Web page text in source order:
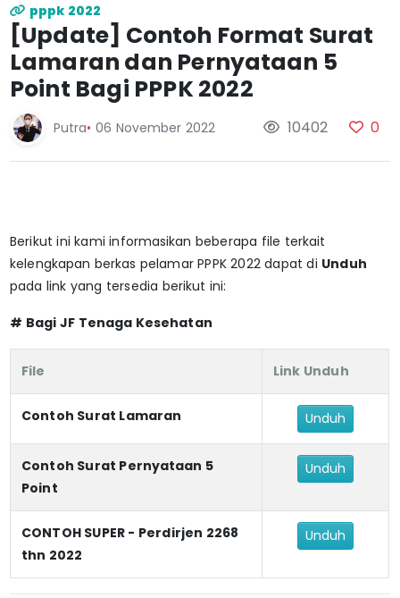
pppk 2022
[Update] Contoh Format Surat
Lamaran dan Pernyataan 5
Point Bagi PPPK 2022
Putra• 06 November 2022 10402 0
Berikut ini kami informasikan beberapa file terkait
kelengkapan berkas pelamar PPPK 2022 dapat di Unduh
pada link yang tersedia berikut ini:
# Bagi JF Tenaga Kesehatan
File Link Unduh
Contoh Surat Lamaran Unduh
Contoh Surat Pernyataan 5
Point
Unduh
CONTOH SUPER - Perdirjen 2268
thn 2022
Unduh